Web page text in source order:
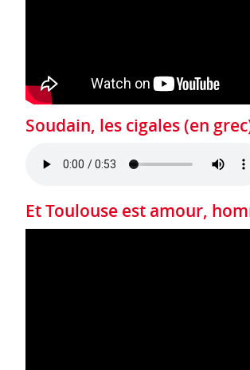
Soudain, les cigales (en
Et Toulouse est amour,